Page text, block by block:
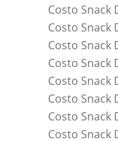
Costo Snack
Costo Snack
Costo Snack
Costo Snack
Costo Snack
Costo Snack
Costo Snack
Costo Snack